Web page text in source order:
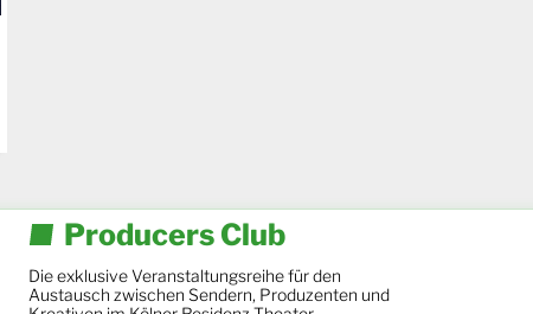
Producers Club
Die exklusive Veranstaltungsreihe für den
Austausch zwischen Sendern, Produzenten und